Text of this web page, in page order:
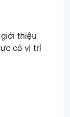
thiệu
có vị trí